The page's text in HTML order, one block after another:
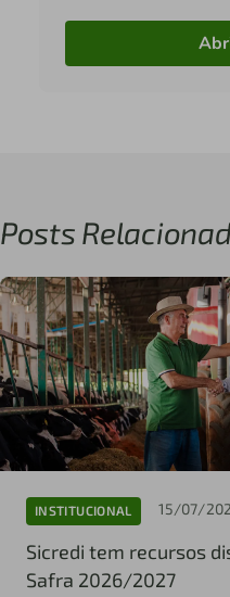
Posts
INSTITUCIONAL 15/07/
Sicredi tem recursos
Safra 2026/2027